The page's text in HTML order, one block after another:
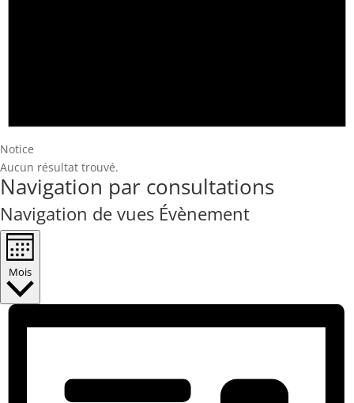
Notice
Aucun résultat trouvé.
Navigation par consultations
Navigation de vues Évènement
Mois